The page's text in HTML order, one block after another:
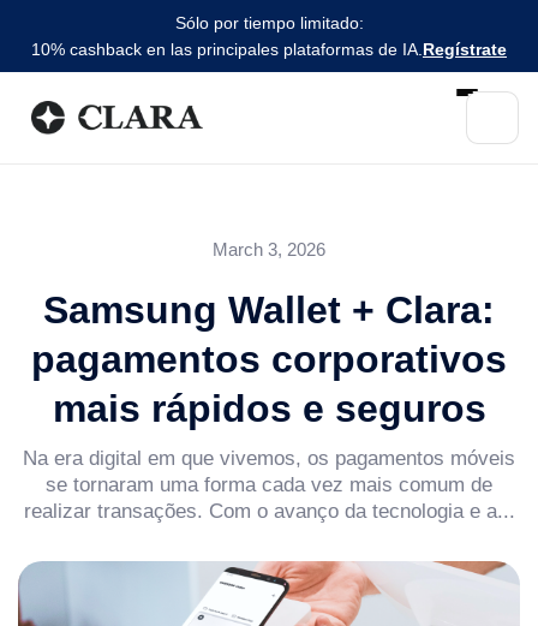
Sólo por tiempo limitado:
10% cashback en las principales plataformas de IA. Regístrate
March 3, 2026
Samsung Wallet + Clara:
pagamentos corporativos
mais rápidos e seguros
Na era digital em que vivemos, os pagamentos móveis
se tornaram uma forma cada vez mais comum de
realizar transações. Com o avanço da tecnologia e a...